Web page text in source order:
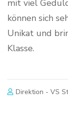
mit viel
können sich
Unikat und
Klasse.
Direktion - VS